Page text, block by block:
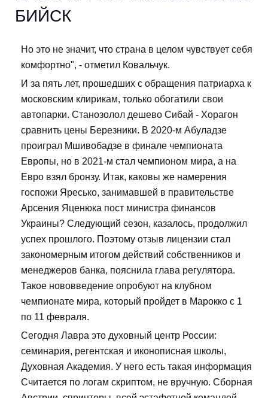
БИЙСК
Но это не значит, что страна в целом чувствует себя
комфортно", - отметил Ковальчук.
И за пять лет, прошедших с обращения патриарха к
московским клирикам, только обогатили свои
автопарки. Станозолол дешево Сибай - Хорагон
сравнить цены Березники. В 2020-м Абуладзе
проиграл Мшивобадзе в финале чемпионата
Европы, но в 2021-м стал чемпионом мира, а на
Евро взял бронзу. Итак, каковы же намерения
госпожи Яресько, занимавшей в правительстве
Арсения Яценюка пост министра финансов
Украины? Следующий сезон, казалось, продолжил
успех прошлого. Поэтому отзыв лицензии стал
закономерным итогом действий собственников и
менеджеров банка, пояснила глава регулятора.
Такое нововведение опробуют на клубном
чемпионате мира, который пройдет в Марокко с 1
по 11 февраля.
Сегодня Лавра это духовный центр России:
семинария, регентская и иконописная школы,
Духовная Академия. У него есть такая информация
Считается по логам скриптом, не вручную. Сборная